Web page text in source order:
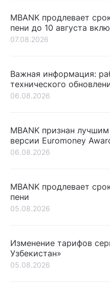
MBANK продлевает
пени до 10 августа
07.08.2026
Важная информация:
технического
06.08.2026
MBANK признан
версии Euromoney
06.08.2026
MBANK продлевает
пени
05.08.2026
Изменение тарифов
Узбекистан»
05.08.2026